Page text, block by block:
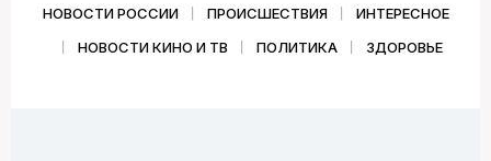
НОВОСТИ РОССИИ ПРОИСШЕСТВИЯ
ИНТЕРЕСНОЕ
НОВОСТИ КИНО И ТВ
ПОЛИТИКА ЗДОРОВЬЕ